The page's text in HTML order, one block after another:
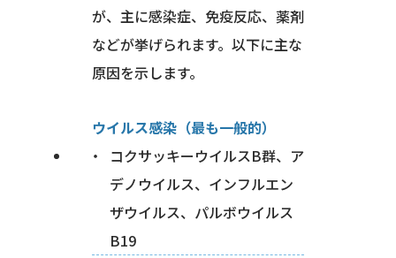
が、主に感染症、免疫反応、薬剤
などが挙げられます。以下に主な
原因を示します。
ウイルス感染（最も一般的）
コクサッキーウイルスB群、ア
デノウイルス、インフルエン
ザウイルス、パルボウイルス
B19